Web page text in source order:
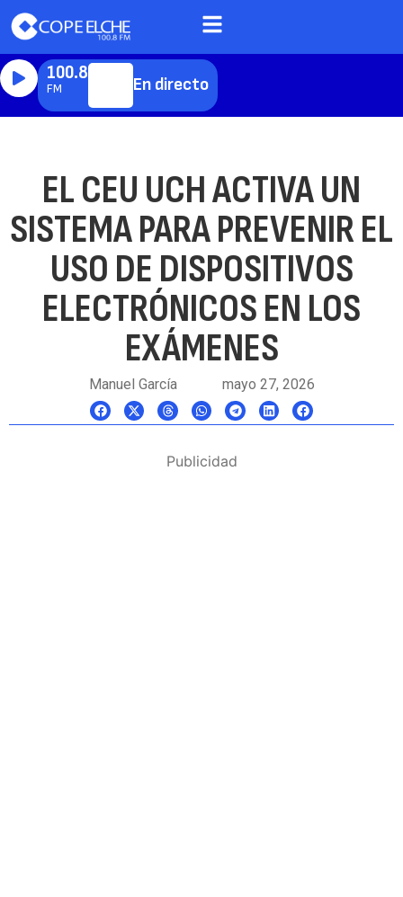
100.8
FM En directo
EL CEU UCH ACTIVA UN
SISTEMA PARA PREVENIR EL
USO DE DISPOSITIVOS
ELECTRÓNICOS EN LOS
EXÁMENES
Manuel García mayo 27, 2026
Publicidad